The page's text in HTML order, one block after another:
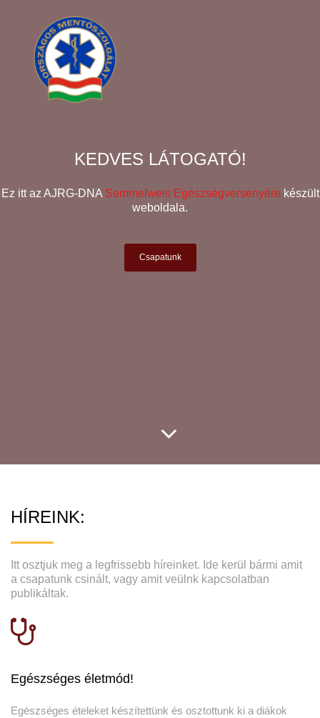
KEDVES LÁTOGATÓ!
Ez itt az AJRG-DNA Semmelweis Egészségversenyére készült
weboldala.
Csapatunk
HÍREINK:
Itt osztjuk meg a legfrissebb híreinket. Ide kerül bármi amit
a csapatunk csinált, vagy amit veülnk kapcsolatban
publikáltak.
Egészséges életmód!
Egészséges ételeket készítettünk és osztottunk ki a diákok